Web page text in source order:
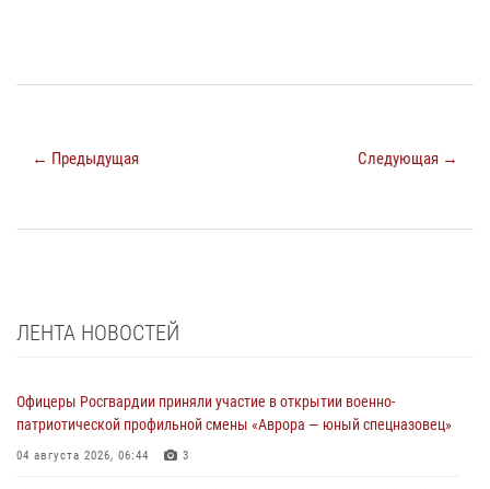
← Предыдущая Следующая →
ЛЕНТА НОВОСТЕЙ
Офицеры Росгвардии приняли участие в открытии военно-
патриотической профильной смены «Аврора — юный спецназовец»
04 августа 2026, 06:44 3